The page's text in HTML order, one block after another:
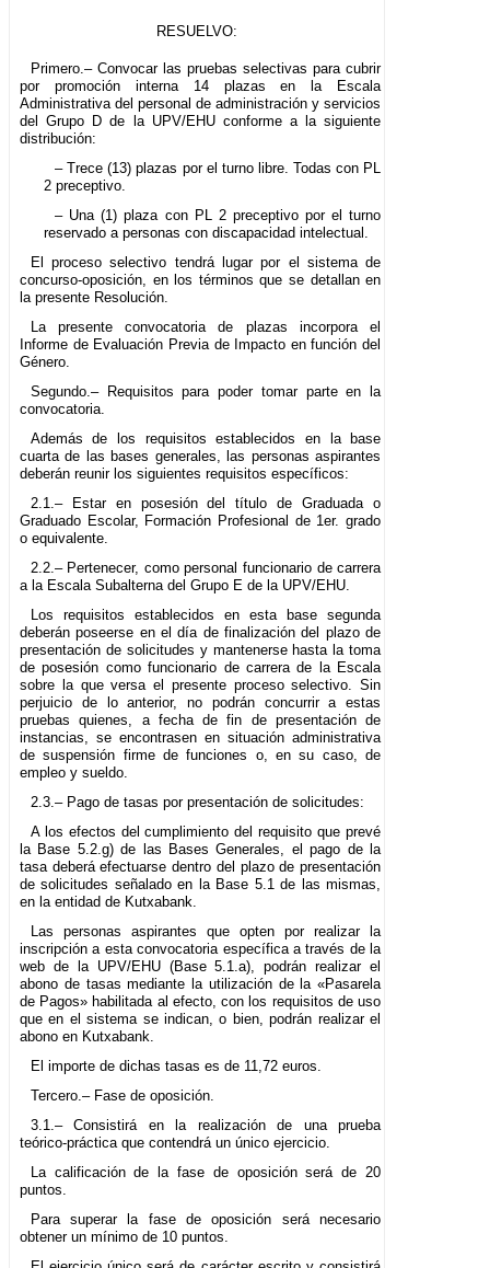
RESUELVO:
Primero.– Convocar las pruebas selectivas para cubrir
por promoción interna 14 plazas en la Escala
Administrativa del personal de administración y servicios
del Grupo D de la UPV/EHU conforme a la siguiente
distribución:
– Trece (13) plazas por el turno libre. Todas con PL
2 preceptivo.
– Una (1) plaza con PL 2 preceptivo por el turno
reservado a personas con discapacidad intelectual.
El proceso selectivo tendrá lugar por el sistema de
concurso-oposición, en los términos que se detallan en
la presente Resolución.
La presente convocatoria de plazas incorpora el
Informe de Evaluación Previa de Impacto en función del
Género.
Segundo.– Requisitos para poder tomar parte en la
convocatoria.
Además de los requisitos establecidos en la base
cuarta de las bases generales, las personas aspirantes
deberán reunir los siguientes requisitos específicos:
2.1.– Estar en posesión del título de Graduada o
Graduado Escolar, Formación Profesional de 1er. grado
o equivalente.
2.2.– Pertenecer, como personal funcionario de carrera
a la Escala Subalterna del Grupo E de la UPV/EHU.
Los requisitos establecidos en esta base segunda
deberán poseerse en el día de finalización del plazo de
presentación de solicitudes y mantenerse hasta la toma
de posesión como funcionario de carrera de la Escala
sobre la que versa el presente proceso selectivo. Sin
perjuicio de lo anterior, no podrán concurrir a estas
pruebas quienes, a fecha de fin de presentación de
instancias, se encontrasen en situación administrativa
de suspensión firme de funciones o, en su caso, de
empleo y sueldo.
2.3.– Pago de tasas por presentación de solicitudes:
A los efectos del cumplimiento del requisito que prevé
la Base 5.2.g) de las Bases Generales, el pago de la
tasa deberá efectuarse dentro del plazo de presentación
de solicitudes señalado en la Base 5.1 de las mismas,
en la entidad de Kutxabank.
Las personas aspirantes que opten por realizar la
inscripción a esta convocatoria específica a través de la
web de la UPV/EHU (Base 5.1.a), podrán realizar el
abono de tasas mediante la utilización de la «Pasarela
de Pagos» habilitada al efecto, con los requisitos de uso
que en el sistema se indican, o bien, podrán realizar el
abono en Kutxabank.
El importe de dichas tasas es de 11,72 euros.
Tercero.– Fase de oposición.
3.1.– Consistirá en la realización de una prueba
teórico-práctica que contendrá un único ejercicio.
La calificación de la fase de oposición será de 20
puntos.
Para superar la fase de oposición será necesario
obtener un mínimo de 10 puntos.